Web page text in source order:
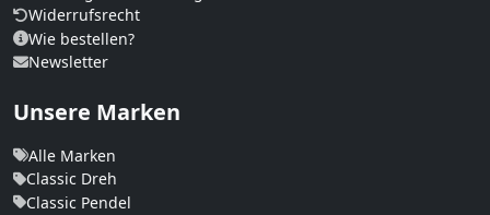
Widerrufsrecht
Wie bestellen?
Newsletter
Unsere Marken
Alle Marken
Classic Dreh
Classic Pendel